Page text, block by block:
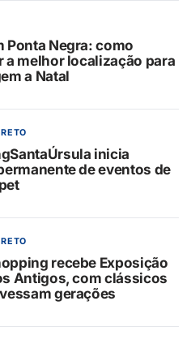
Ponta Negra: como
a melhor localização para
a Natal
inicia
de eventos de
recebe Exposição
Antigos, com clássicos
gerações